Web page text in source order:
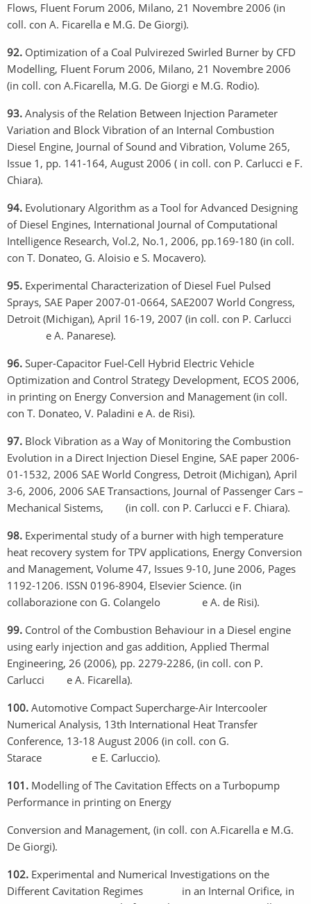
Flows, Fluent Forum 2006, Milano, 21 Novembre 2006 (in
coll. con A. Ficarella e M.G. De Giorgi).
92. Optimization of a Coal Pulvirezed Swirled Burner by CFD
Modelling, Fluent Forum 2006, Milano, 21 Novembre 2006
(in coll. con A.Ficarella, M.G. De Giorgi e M.G. Rodio).
93. Analysis of the Relation Between Injection Parameter
Variation and Block Vibration of an Internal Combustion
Diesel Engine, Journal of Sound and Vibration, Volume 265,
Issue 1, pp. 141-164, August 2006 ( in coll. con P. Carlucci e F.
Chiara).
94. Evolutionary Algorithm as a Tool for Advanced Designing
of Diesel Engines, International Journal of Computational
Intelligence Research, Vol.2, No.1, 2006, pp.169-180 (in coll.
con T. Donateo, G. Aloisio e S. Mocavero).
95. Experimental Characterization of Diesel Fuel Pulsed
Sprays, SAE Paper 2007-01-0664, SAE2007 World Congress,
Detroit (Michigan), April 16-19, 2007 (in coll. con P. Carlucci
e A. Panarese).
96. Super-Capacitor Fuel-Cell Hybrid Electric Vehicle
Optimization and Control Strategy Development, ECOS 2006,
in printing on Energy Conversion and Management (in coll.
con T. Donateo, V. Paladini e A. de Risi).
97. Block Vibration as a Way of Monitoring the Combustion
Evolution in a Direct Injection Diesel Engine, SAE paper 2006-
01-1532, 2006 SAE World Congress, Detroit (Michigan), April
3-6, 2006, 2006 SAE Transactions, Journal of Passenger Cars –
Mechanical Sistems, (in coll. con P. Carlucci e F. Chiara).
98. Experimental study of a burner with high temperature
heat recovery system for TPV applications, Energy Conversion
and Management, Volume 47, Issues 9-10, June 2006, Pages
1192-1206. ISSN 0196-8904, Elsevier Science. (in
collaborazione con G. Colangelo e A. de Risi).
99. Control of the Combustion Behaviour in a Diesel engine
using early injection and gas addition, Applied Thermal
Engineering, 26 (2006), pp. 2279-2286, (in coll. con P.
Carlucci e A. Ficarella).
100. Automotive Compact Supercharge-Air Intercooler
Numerical Analysis, 13th International Heat Transfer
Conference, 13-18 August 2006 (in coll. con G.
Starace e E. Carluccio).
101. Modelling of The Cavitation Effects on a Turbopump
Performance in printing on Energy
Conversion and Management, (in coll. con A.Ficarella e M.G.
De Giorgi).
102. Experimental and Numerical Investigations on the
Different Cavitation Regimes in an Internal Orifice, in